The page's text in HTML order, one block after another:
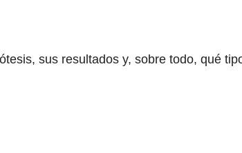
sus resultados y, sobre todo, qué